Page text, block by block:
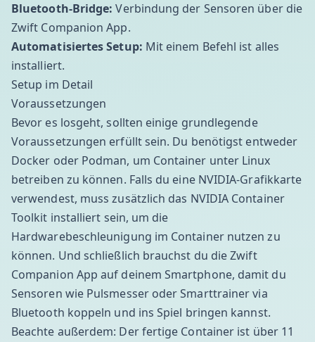
Bluetooth-Bridge: Verbindung der Sensoren über die
Zwift Companion App.
Automatisiertes Setup: Mit einem Befehl ist alles
installiert.
Setup im Detail
Voraussetzungen
Bevor es losgeht, sollten einige grundlegende
Voraussetzungen erfüllt sein. Du benötigst entweder
Docker oder Podman, um Container unter Linux
betreiben zu können. Falls du eine NVIDIA-Grafikkarte
verwendest, muss zusätzlich das NVIDIA Container
Toolkit installiert sein, um die
Hardwarebeschleunigung im Container nutzen zu
können. Und schließlich brauchst du die Zwift
Companion App auf deinem Smartphone, damit du
Sensoren wie Pulsmesser oder Smarttrainer via
Bluetooth koppeln und ins Spiel bringen kannst.
Beachte außerdem: Der fertige Container ist über 11